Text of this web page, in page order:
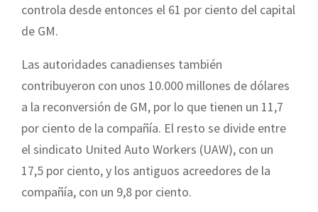
controla desde entonces el 61 por ciento del capital
de GM.
Las autoridades canadienses también
contribuyeron con unos 10.000 millones de dólares
a la reconversión de GM, por lo que tienen un 11,7
por ciento de la compañía. El resto se divide entre
el sindicato United Auto Workers (UAW), con un
17,5 por ciento, y los antiguos acreedores de la
compañía, con un 9,8 por ciento.